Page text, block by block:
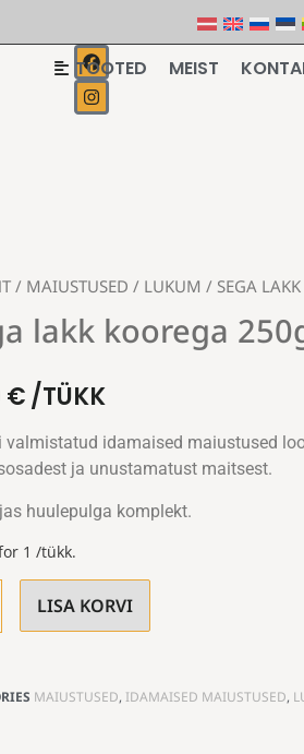
TOOTED MEIST
/ MAIUSTUSED / LUKUM / SEGA
lakk koorega
€/TÜKK
valmistatud idamaised maiustused
ja unustamatust maitsest.
huulepulga komplekt.
1 /tükk.
LISA KORVI
MAIUSTUSED,IDAMAISED MAIUSTUSED,